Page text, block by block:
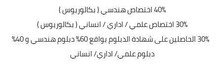
40% اختصاص هندسي ( بكالوريوس )
30% اختصاص علمي / اداري / انساني ( بكالوريوس )
30% الحاصلين على شهادة الدبلوم بواقع 60% دبلوم هندسي و 40%
دبلوم علمي/ اداري/ انساني